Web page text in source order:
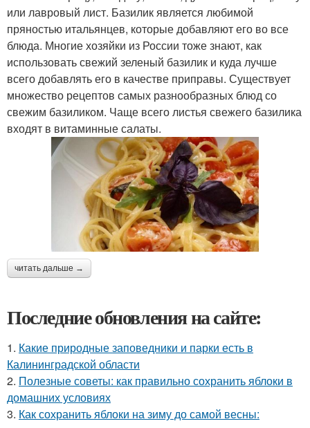
или лавровый лист. Базилик является любимой
пряностью итальянцев, которые добавляют его во все
блюда. Многие хозяйки из России тоже знают, как
использовать свежий зеленый базилик и куда лучше
всего добавлять его в качестве приправы. Существует
множество рецептов самых разнообразных блюд со
свежим базиликом. Чаще всего листья свежего базилика
входят в витаминные салаты.
читать дальше →
Последние обновления на сайте:
1. Какие природные заповедники и парки есть в
Калининградской области
2. Полезные советы: как правильно сохранить яблоки в
домашних условиях
3. Как сохранить яблоки на зиму до самой весны: